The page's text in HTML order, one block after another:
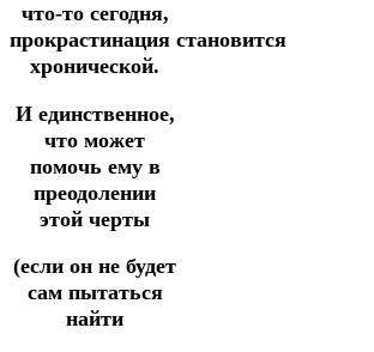
что-то сегодня,
прокрастинация становится
хронической.
И единственное,
что может
помочь ему в
преодолении
этой черты
(если он не будет
сам пытаться
найти